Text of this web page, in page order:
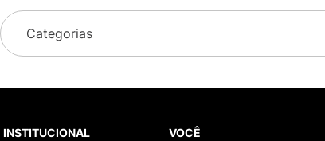
Categorias
INSTITUCIONAL VOCÊ